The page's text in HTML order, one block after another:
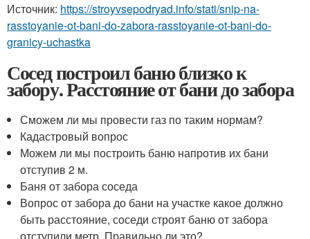
Источник: https://stroyvsepodryad.info/stati/snip-na-
rasstoyanie-ot-bani-do-zabora-rasstoyanie-ot-bani-do-
granicy-uchastka
Сосед построил баню близко к
забору. Расстояние от бани до забора
Сможем ли мы провести газ по таким нормам?
Кадастровый вопрос
Можем ли мы построить баню напротив их бани
отступив 2 м.
Баня от забора соседа
Вопрос от забора до бани на участке какое должно
быть расстояние, соседи строят баню от забора